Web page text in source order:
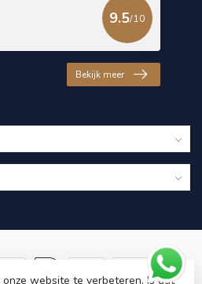
9.5/10
Bekijk meer
website te verbeteren. Is dat